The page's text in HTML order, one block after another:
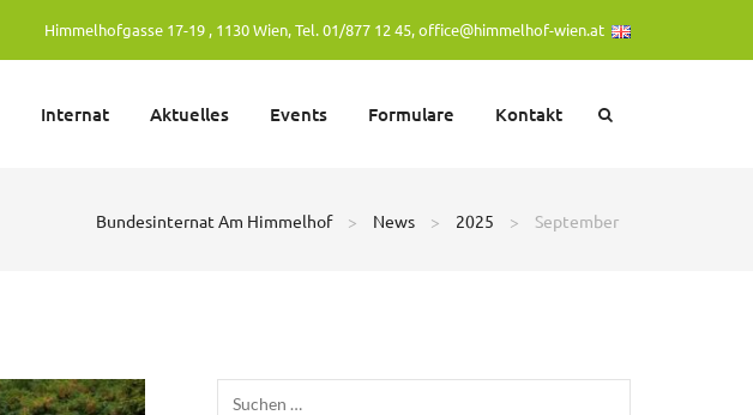
Himmelhofgasse 17-19 , 1130 Wien, Tel. 01/877 12 45,office@himmelhof-wien.at
Internat Aktuelles Events Formulare Kontakt
Bundesinternat Am Himmelhof > News > 2025 > September